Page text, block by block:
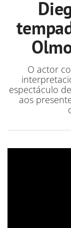
O actor
espectáculo
aos